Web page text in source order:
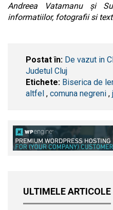
Andreea Vatamanu și
informatiilor, fotografii si
Postat în: De vazut in
Judetul Cluj
Etichete: Biserica de
altfel , comuna negreni ,
ULTIMELE ARTICOLE